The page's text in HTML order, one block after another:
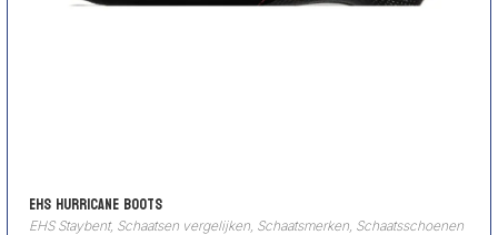
EHS Hurricane boots
EHS Staybent, Schaatsen vergelijken Schaatsmerken Schaatsschoenen